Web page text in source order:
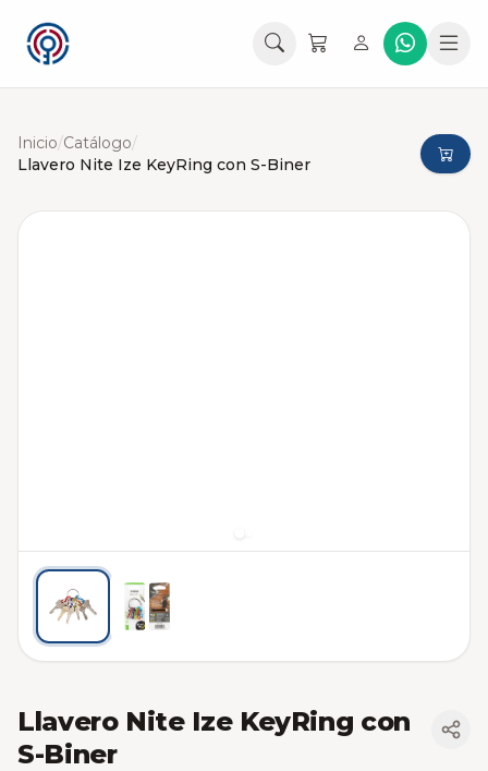
Inicio/Catálogo/
Llavero Nite Ize KeyRing con S-Biner
Llavero Nite Ize KeyRing con
S-Biner